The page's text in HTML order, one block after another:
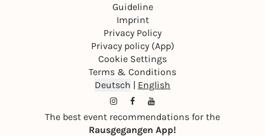
Guideline
Imprint
Privacy Policy
Privacy policy (App)
Cookie Settings
Terms & Conditions
Deutsch | English
The best event recommendations for the
Rausgegangen App!